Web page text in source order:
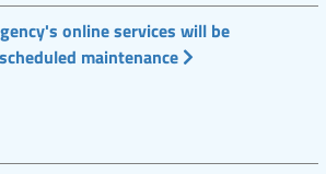
online services will be
maintenance